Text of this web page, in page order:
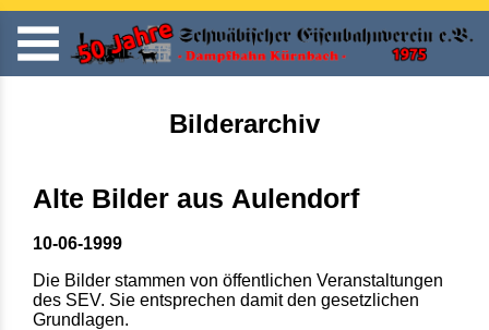
Bilderarchiv
Alte Bilder aus Aulendorf
10-06-1999
Die Bilder stammen von öffentlichen Veranstaltungen
des SEV. Sie entsprechen damit den gesetzlichen
Grundlagen.